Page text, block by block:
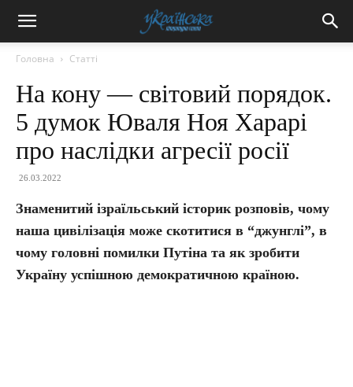
Головна Статті
На кону — світовий порядок.
5 думок Юваля Ноя Харарі
про наслідки агресії росії
26.03.2022
Знаменитий ізраїльський історик розповів, чому
наша цивілізація може скотитися в “джунглі”, в
чому головні помилки Путіна та як зробити
Україну успішною демократичною країною.